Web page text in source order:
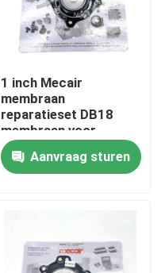
1 inch Mecair
membraan
reparatieset DB18
membraan voor
Mecair pulsventiel
VNP208 VNP308
VEM208 VEM308
Aanvraag sturen